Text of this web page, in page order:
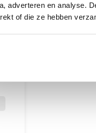
adverteren en analyse.
of die ze hebben